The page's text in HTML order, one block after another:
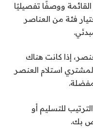
ووصفًا تفصيليًا
فئة من العناصر
إذا كانت هناك
استلام العنصر
للتسليم أو
بك.